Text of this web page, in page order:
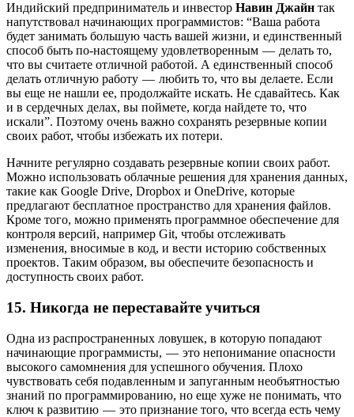
Индийский предприниматель и инвестор Навин Джайн так
напутствовал начинающих программистов: “Ваша работа
будет занимать большую часть вашей жизни, и единственный
способ быть по-настоящему удовлетворенным — делать то,
что вы считаете отличной работой. А единственный способ
делать отличную работу — любить то, что вы делаете. Если
вы еще не нашли ее, продолжайте искать. Не сдавайтесь. Как
и в сердечных делах, вы поймете, когда найдете то, что
искали”. Поэтому очень важно сохранять резервные копии
своих работ, чтобы избежать их потери.
Начните регулярно создавать резервные копии своих работ.
Можно использовать облачные решения для хранения данных,
такие как Google Drive, Dropbox и OneDrive, которые
предлагают бесплатное пространство для хранения файлов.
Кроме того, можно применять программное обеспечение для
контроля версий, например Git, чтобы отслеживать
изменения, вносимые в код, и вести историю собственных
проектов. Таким образом, вы обеспечите безопасность и
доступность своих работ.
15. Никогда не переставайте учиться
Одна из распространенных ловушек, в которую попадают
начинающие программисты, — это непонимание опасности
высокого самомнения для успешного обучения. Плохо
чувствовать себя подавленным и запуганным необъятностью
знаний по программированию, но еще хуже не понимать, что
ключ к развитию — это признание того, что всегда есть чему